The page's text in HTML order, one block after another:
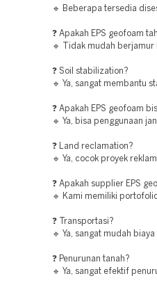
🔹 Beberapa tersedia
❓ Apakah EPS geofoam
🔹 Tidak mudah berjamur
❓ Soil stabilization?
🔹 Ya, sangat membantu
❓ Apakah EPS geofoam
🔹 Ya, bisa penggunaan
❓ Land reclamation?
🔹 Ya, cocok proyek
❓ Apakah supplier EPS
🔹 Kami memiliki
❓ Transportasi?
🔹 Ya, sangat mudah
❓ Penurunan tanah?
🔹 Ya, sangat efektif